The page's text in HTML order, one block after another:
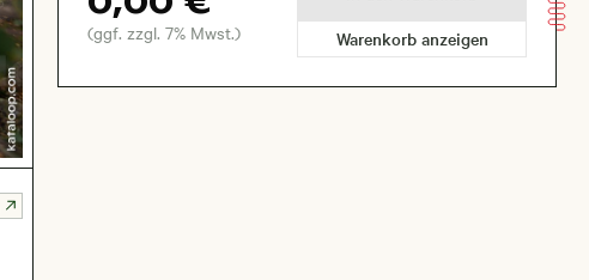
(ggf. zzgl. 7% Mwst.)
Warenkorb anzeigen